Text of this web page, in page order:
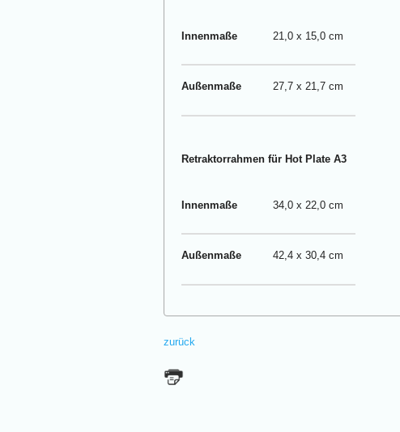
Innenmaße 21,0 x 15,0 cm
Außenmaße 27,7 x 21,7 cm
Retraktorrahmen für Hot Plate A3
Innenmaße 34,0 x 22,0 cm
Außenmaße 42,4 x 30,4 cm
zurück